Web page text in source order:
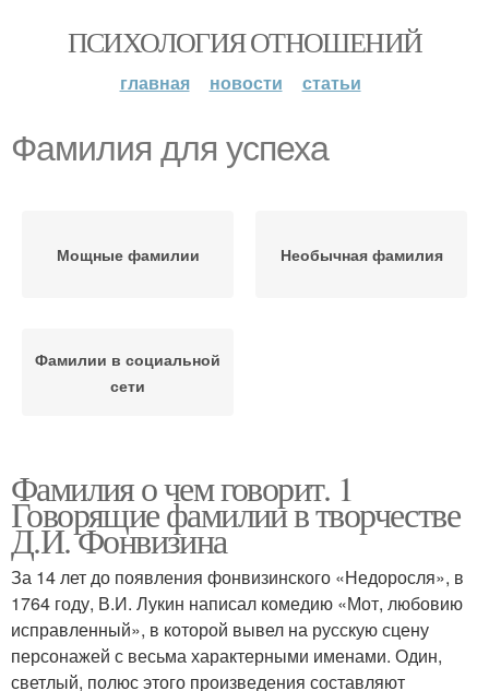
ПСИХОЛОГИЯ ОТНОШЕНИЙ
главная новости статьи
Фамилия для успеха
Мощные фамилии Необычная фамилия
Фамилии в социальной
сети
Фамилия о чем говорит. 1
Говорящие фамилии в творчестве
Д.И. Фонвизина
За 14 лет до появления фонвизинского «Недоросля», в
1764 году, В.И. Лукин написал комедию «Мот, любовию
исправленный», в которой вывел на русскую сцену
персонажей с весьма характерными именами. Один,
светлый, полюс этого произведения составляют